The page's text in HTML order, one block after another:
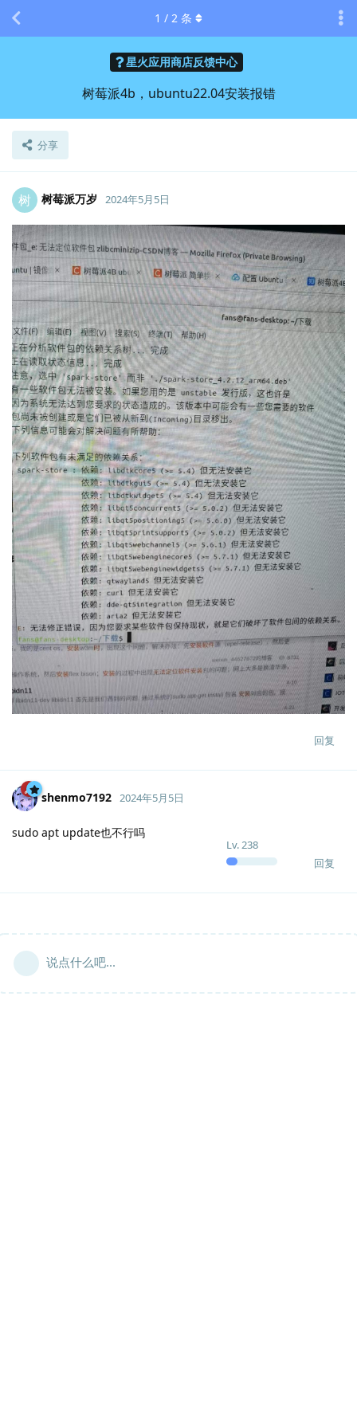
星火应用商店反馈中心
树莓派4b，ubuntu22.04安装报错
分享
1 / 2 条
树 树莓派万岁
Lv. 0
2024年5月5日
回复
shenmo7192
Lv.238
2024年5月5日
sudo apt update也不行吗
回复
说点什么吧...